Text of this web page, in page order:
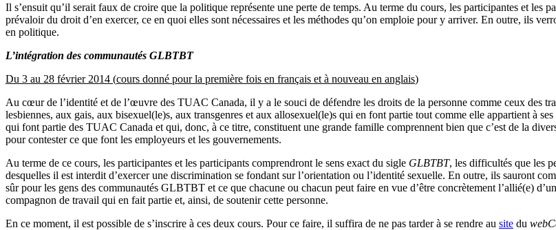
Il s’ensuit qu’il serait faux de croire que la politique représente une perte de temps. Au terme du cours, les participantes et les
prévaloirdu droit d’en exercer, ce en quoi elles sont nécessaires et les méthodes qu’on emploie pour y arriver. En outre, ils
en politique.
L’intégration des communautés GLBTBT
Du 3 au 28 février2014 (cours donné pour la première fois en français et à nouveau en anglais)
Au cœurde l’identité et de l’œuvre des TUAC Canada, il y a le souci de défendre les droits de la personne comme ceux des
lesbiennes, aux gais, aux bisexuel(le)s, aux transgenres et aux allosexuel(le)s qui en font partie tout comme elle appartient à ses
qui font partie des TUAC Canada et qui, donc, à ce titre, constituent une grande famille comprennent bien que c’est de la
pour contesterce que font les employeurs et les gouvernements.
Au terme de ce cours, les participantes et les participants comprendront le sens exact du sigle GLBTBT, les difficultés que les
desquelles il est interdit d’exercer une discrimination se fondant sur l’orientation ou l’identité sexuelle. En outre, ils sauront
sûrpour les gens des communautés GLBTBT et ce que chacune ou chacun peut faire en vue d’être concrètement l’allié(e)
compagnon de travail qui en fait partie et, ainsi, de soutenir cette personne.
En ce moment, il est possible de s’inscrire à ces deux cours. Pource faire, il suffira de ne pas tarder à se rendre au site du